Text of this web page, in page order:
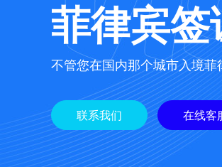
菲律宾
不管您在国内那个城市入境
联系我们 在线客